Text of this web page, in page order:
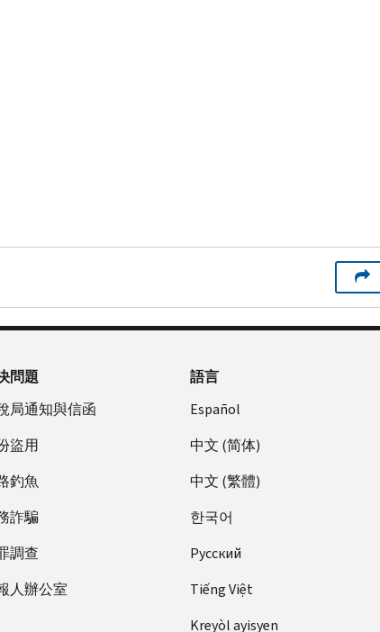
問題
局通知與信函
盜用
釣魚
詐騙
調查
人辦公室
語言
Español
中文 (简体)
中文 (繁體)
한국어
Pусский
Tiếng Việt
Kreyòl ayisyen